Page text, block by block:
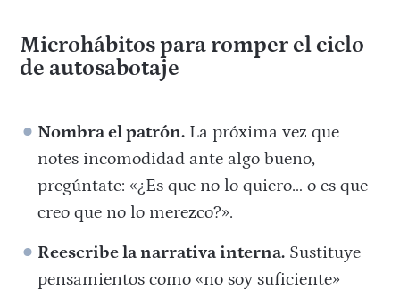
Microhábitos para romper el ciclo
de autosabotaje
Nombra el patrón. La próxima vez que
notes incomodidad ante algo bueno,
pregúntate: «¿Es que no lo quiero… o es que
creo que no lo merezco?».
Reescribe la narrativa interna. Sustituye
pensamientos como «no soy suficiente»